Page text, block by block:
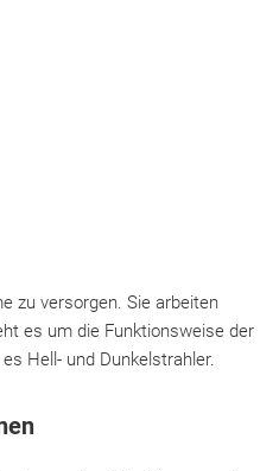
zu versorgen. Sie arbeiten
es um die Funktionsweise der
Hell- und Dunkelstrahler.